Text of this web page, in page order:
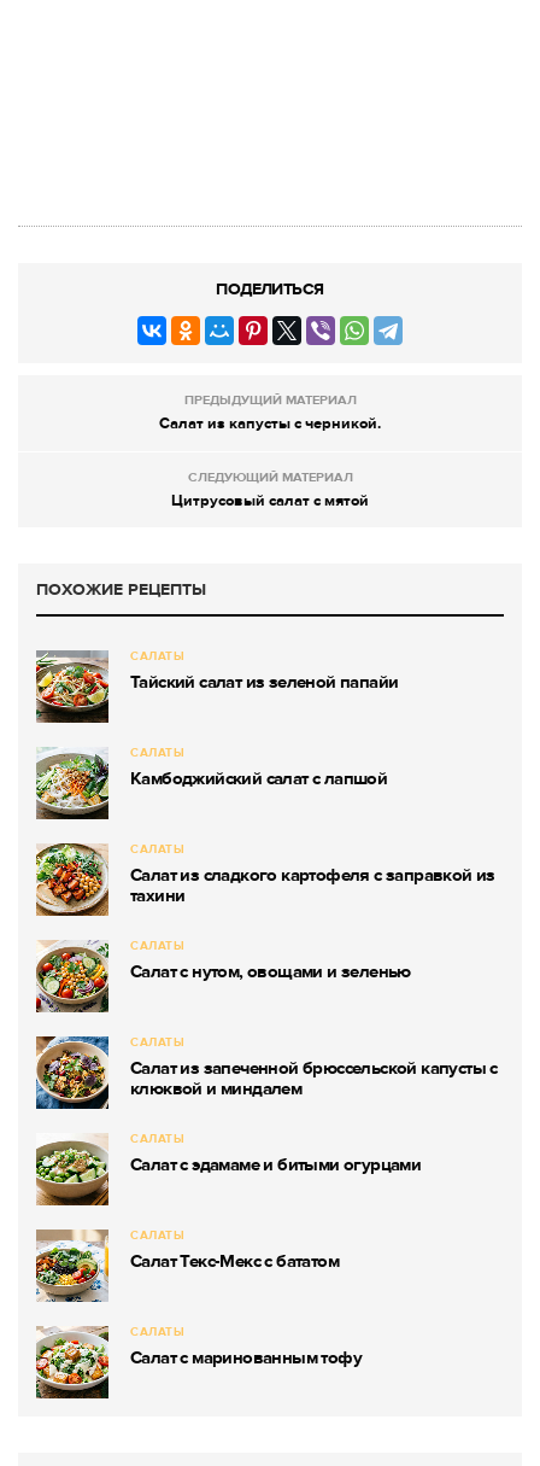
ПОДЕЛИТЬСЯ
ПРЕДЫДУЩИЙ МАТЕРИАЛ
Салат из капусты с черникой.
СЛЕДУЮЩИЙ МАТЕРИАЛ
Цитрусовый салат с мятой
ПОХОЖИЕ РЕЦЕПТЫ
САЛАТЫ
Тайский салат из зеленой папайи
САЛАТЫ
Камбоджийский салат с лапшой
САЛАТЫ
Салат из сладкого картофеля с заправкой из
тахини
САЛАТЫ
Салат с нутом, овощами и зеленью
САЛАТЫ
Салат из запеченной брюссельской капусты с
клюквой и миндалем
САЛАТЫ
Салат с эдамаме и битыми огурцами
САЛАТЫ
Салат Текс-Мекс с бататом
САЛАТЫ
Салат с маринованным тофу